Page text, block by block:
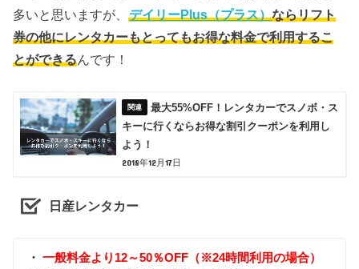
多いと思いますが、 デイリーPlus（プラス）ならリフト
券の他にレンタカーもとってもお得な料金で利用するこ
とができるんです！
最大55%OFF！レンタカーでスノボ・ス
キーに行くならお得な割引クーポンを利用し
よう！
2018年12月17日
日産レンタカー
・一般料金より12～50％OFF（※24時間利用の場合）